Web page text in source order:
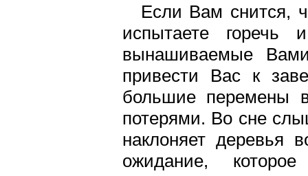
Если Вам снится,
испытаете горечь
вынашиваемые
привести Вас к
большие перемены
потерями. Во сне
наклоняет деревья
ожидание,